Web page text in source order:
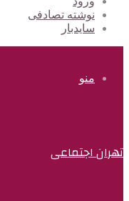
نوشته تصادفی
سایدبار
منو
تهران اجتماعی